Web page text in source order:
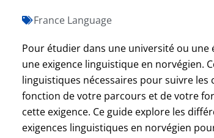
France Language
Pour étudier dans une université ou une
une exigence linguistique en norvégien.
linguistiques nécessaires pour suivre
fonction de votre parcours et de votre
cette exigence. Ce guide explore les
exigences linguistiques en norvégien